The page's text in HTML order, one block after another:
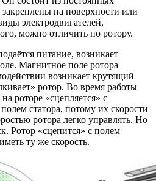
на поверхности или
электродвигателей,
можно отличить по ротору.
питание, возникает
Магнитное поле ротора
возникает крутящий
ротор. Во время работы
роторе «сцепляется» с
статора, потому их скорости
ротора легко управлять. Но
Ротор «сцепится» с полем
ту же скорость.